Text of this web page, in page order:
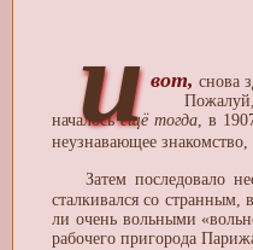
и вот, снова
Пожалуй,
началосьещё тогда, в
неузнавающее
Затем последовало
сталкивался со
ли очень вольными
рабочего пригорода